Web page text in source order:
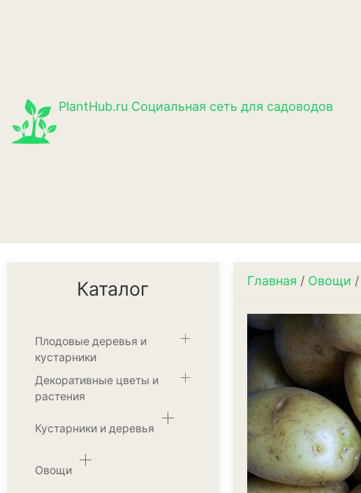
PlantHub.ru Социальная сеть для садоводов
Каталог
Плодовые деревья и
кустарники
Декоративные цветы и
растения
Кустарники и деревья
Овощи
Главная / Овощи /